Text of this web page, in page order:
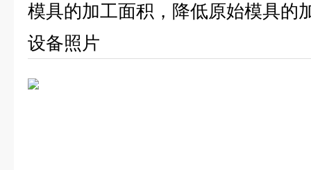
模具的加工面积，降低原始模具的
设备照片